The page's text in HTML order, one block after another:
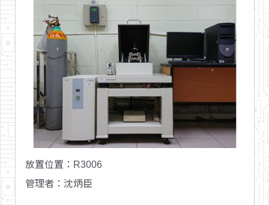
放置位置 ：R3006
管理者 ：沈炳臣